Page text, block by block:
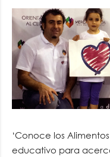
‘Conoce los
educativo para